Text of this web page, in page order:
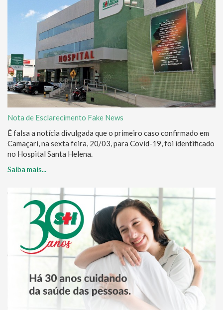
Nota de Esclarecimento Fake News
É falsa a notícia divulgada que o primeiro caso confirmado em
Camaçari, na sexta feira, 20/03, para Covid-19, foi identificado
no Hospital Santa Helena.
Saiba mais...